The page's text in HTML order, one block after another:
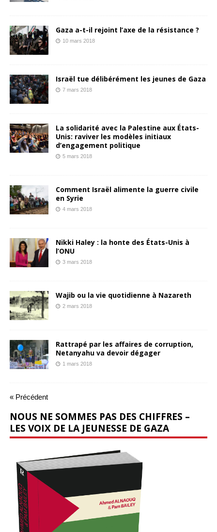
Gaza a-t-il rejoint l’axe de la résistance ?
10 mars 2018
Israël tue délibérément les jeunes de Gaza
7 mars 2018
La solidarité avec la Palestine aux États-
Unis: raviver les modèles initiaux
d’engagement politique
5 mars 2018
Comment Israël alimente la guerre civile
en Syrie
4 mars 2018
Nikki Haley : la honte des États-Unis à
l’ONU
3 mars 2018
Wajib ou la vie quotidienne à Nazareth
2 mars 2018
Rattrapé par les affaires de corruption,
Netanyahu va devoir dégager
1 mars 2018
« Précédent
NOUS NE SOMMES PAS DES CHIFFRES –
LES VOIX DE LA JEUNESSE DE GAZA